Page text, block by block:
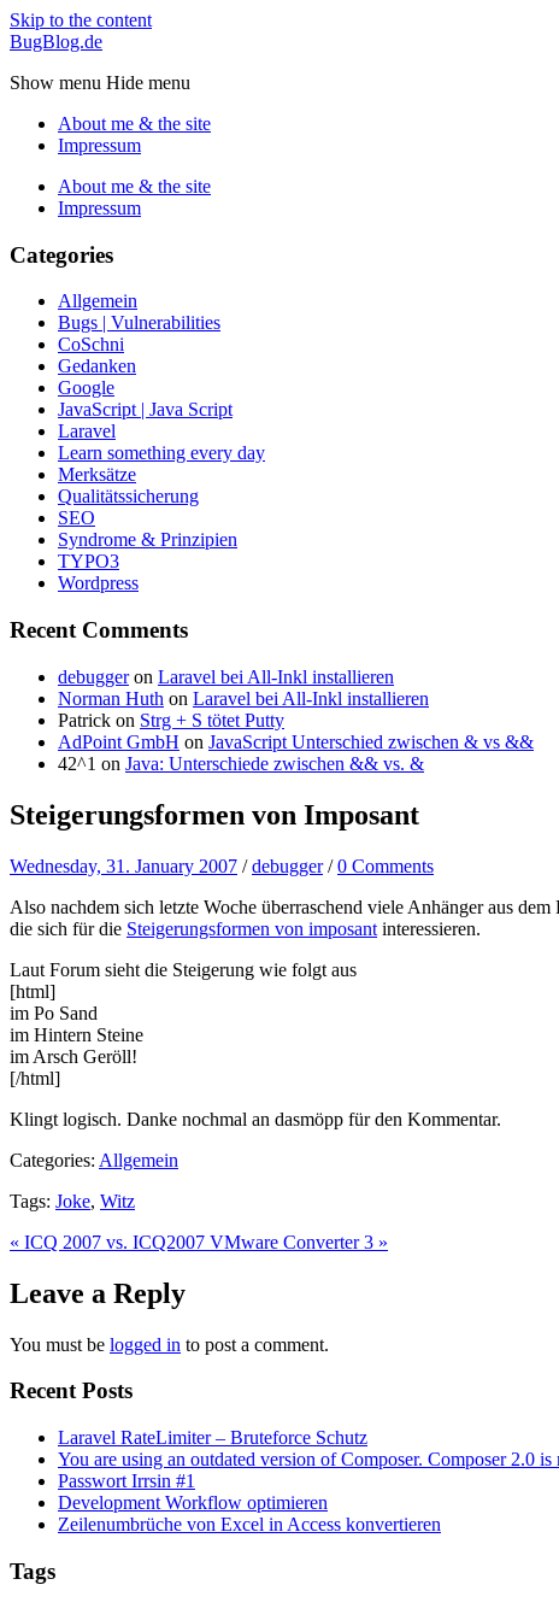
Skip to the content
BugBlog.de
Show menu Hide menu
About me & the site
Impressum
About me & the site
Impressum
Categories
Allgemein
Bugs | Vulnerabilities
CoSchni
Gedanken
Google
JavaScript | Java Script
Laravel
Learn something every day
Merksätze
Qualitätssicherung
SEO
Syndrome & Prinzipien
TYPO3
Wordpress
Recent Comments
debuggeron Laravel bei All-Inkl installieren
Norman Huth on Laravel bei All-Inkl installieren
Patrick on Strg + S tötet Putty
AdPoint GmbH on JavaScript Unterschied zwischen & vs &&
42^1 on Java: Unterschiede zwischen && vs. &
Steigerungsformen von Imposant
Wednesday, 31. January 2007 /debugger /0 Comments
Also nachdem sich letzte Woche überraschend viele Anhänger aus
die sich für die Steigerungsformen von imposant interessieren.
Laut Forum sieht die Steigerung wie folgt aus
[html]
im Po Sand
im Hintern Steine
im Arsch Geröll!
[/html]
Klingt logisch. Danke nochmal an dasmöpp für den Kommentar.
Categories: Allgemein
Tags: Joke, Witz
« ICQ 2007 vs. ICQ2007 VMware Converter 3 »
Leave a Reply
You must be logged in to post a comment.
Recent Posts
Laravel RateLimiter – Bruteforce Schutz
You are using an outdated version of Composer. Composer 2.0
Passwort Irrsin #1
Development Workflow optimieren
Zeilenumbrüche von Excel in Access konvertieren
Tags